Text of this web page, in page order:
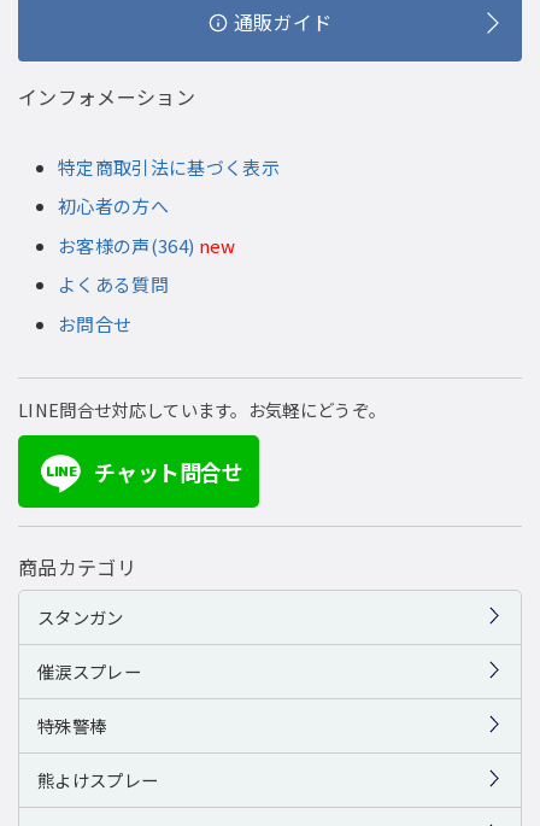
通販ガイド
インフォメーション
特定商取引法に基づく表示
初心者の方へ
お客様の声(364) new
よくある質問
お問合せ
LINE問合せ対応しています。お気軽にどうぞ。
LINE チャット問合せ
商品カテゴリ
スタンガン
催涙スプレー
特殊警棒
熊よけスプレー